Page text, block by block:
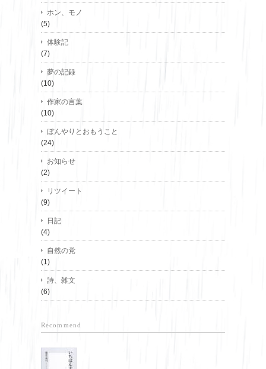
ホン、モノ
(5)
体験記
(7)
夢の記録
(10)
作家の言葉
(10)
ぼんやりとおもうこと
(24)
お知らせ
(2)
リツイート
(9)
日記
(4)
自然の党
(1)
詩、雑文
(6)
Recommend